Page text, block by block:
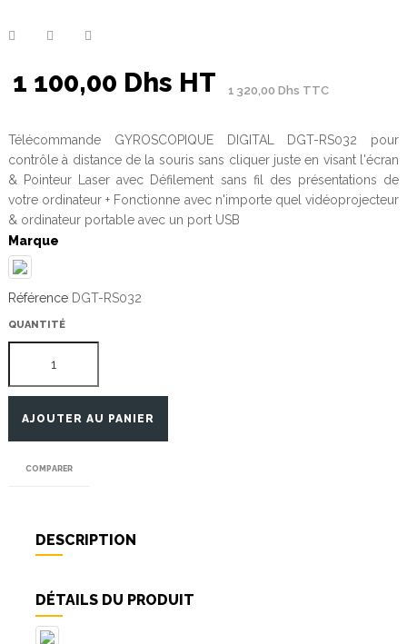
1 100,00 Dhs HT 1 320,00 Dhs TTC
Télécommande GYROSCOPIQUE DIGITAL DGT-RS032 pour
contrôle à distance de la souris sans cliquer juste en visant l'écran
& Pointeur Laser avec Défilement sans fil des présentations de
votre ordinateur + Fonctionne avec n'importe quel vidéoprojecteur
& ordinateur portable avec un port USB
Marque
Référence DGT-RS032
QUANTITÉ
AJOUTER AU PANIER
COMPARER
DESCRIPTION
DÉTAILS DU PRODUIT